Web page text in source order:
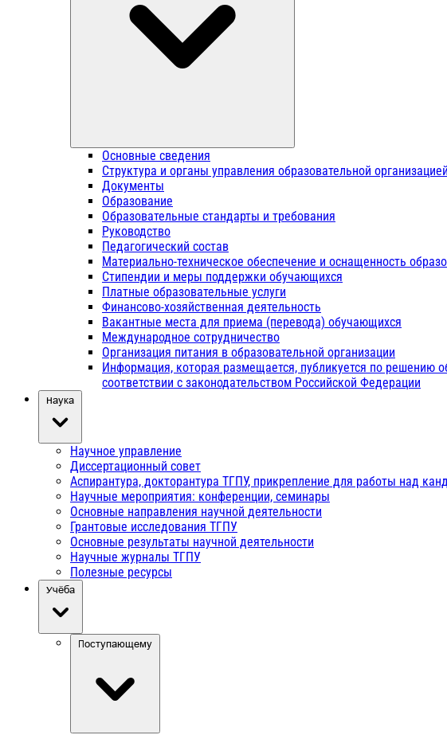
Основные сведения
Структура и органы управления образовательной организацией
Документы
Образование
Образовательные стандарты и требования
Руководство
Педагогический состав
Материально-техническое обеспечение и оснащенность
Стипендии и меры поддержки обучающихся
Платные образовательные услуги
Финансово-хозяйственная деятельность
Вакантные места для приема (перевода) обучающихся
Международное сотрудничество
Организация питания в образовательной организации
Информация, которая размещается, публикуется по решению
соответствии с законодательством Российской Федерации
Наука
Научное управление
Диссертационный совет
Аспирантура, докторантура ТГПУ, прикрепление для работы над
Научные мероприятия: конференции, семинары
Основные направления научной деятельности
Грантовые исследования ТГПУ
Основные результаты научной деятельности
Научные журналы ТГПУ
Полезные ресурсы
Учёба
Поступающему